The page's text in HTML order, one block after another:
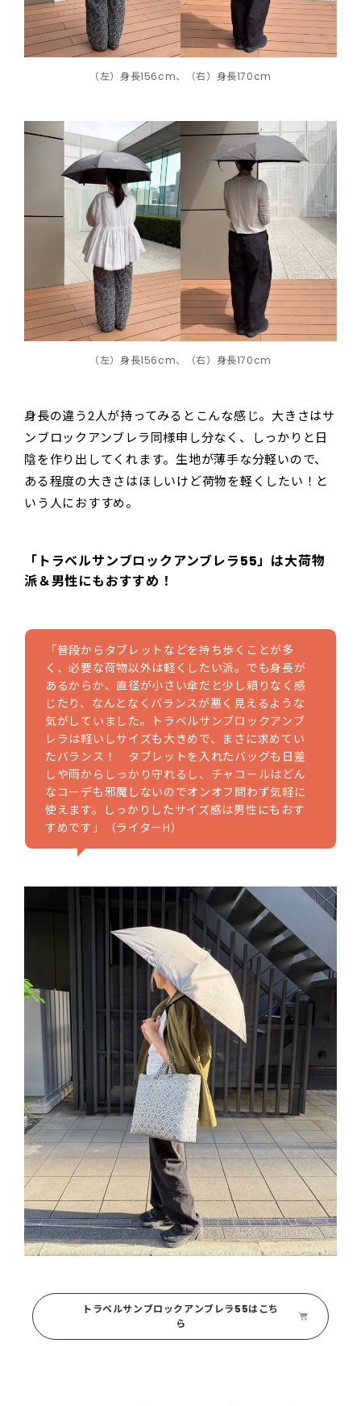
（左）身長156cm、（右）身長170cm
（左）身長156cm、（右）身長170cm
身長の違う2人が持ってみるとこんな感じ。大きさはサ
ンブロックアンブレラ同様申し分なく、しっかりと日
陰を作り出してくれます。生地が薄手な分軽いので、
ある程度の大きさはほしいけど荷物を軽くしたい！と
いう人におすすめ。
「トラベルサンブロックアンブレラ55」は大荷物
派＆男性にもおすすめ！
「普段からタブレットなどを持ち歩くことが多
く、必要な荷物以外は軽くしたい派。でも身長が
あるからか、直径が小さい傘だと少し頼りなく感
じたり、なんとなくバランスが悪く見えるような
気がしていました。トラベルサンブロックアンブ
レラは軽いしサイズも大きめで、まさに求めてい
たバランス！ タブレットを入れたバッグも日差
しや雨からしっかり守れるし、チャコールはどん
なコーデも邪魔しないのでオンオフ問わず気軽に
使えます。しっかりしたサイズ感は男性にもおす
すめです」（ライターH）
トラベルサンブロックアンブレラ55はこち
ら